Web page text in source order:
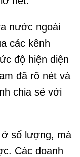
nước ngoài
các kênh
độ hiện diện
đã rõ nét và
chia sẻ với
ở số lượng, mà
Các doanh